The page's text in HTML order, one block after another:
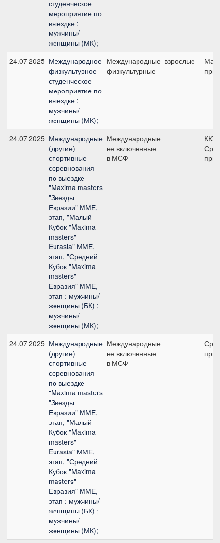
студенческое
мероприятие по
выездке :
мужчины/
женщины (МК);
24.07.2025 Международное
физкультурное
студенческое
мероприятие по
выездке :
мужчины/
женщины (МК);
Международные
физкультурные
взрослые
приз
24.07.2025 Международные
(другие)
спортивные
соревнования
по выездке
"Maxima masters
"Звезды
Евразии" ММЕ,
этап, "Малый
Кубок "Maxima
masters"
Eurasia" ММЕ,
этап, "Средний
Кубок "Maxima
masters"
Евразия" ММЕ,
этап : мужчины/
женщины (БК) ;
мужчины/
женщины (МК);
Международные
не включенные
в МСФ
КЮР
24.07.2025 Международные
(другие)
спортивные
соревнования
по выездке
"Maxima masters
"Звезды
Евразии" ММЕ,
этап, "Малый
Кубок "Maxima
masters"
Eurasia" ММЕ,
этап, "Средний
Кубок "Maxima
masters"
Евразия" ММЕ,
этап : мужчины/
женщины (БК) ;
мужчины/
женщины (МК);
Международные
не включенные
в МСФ